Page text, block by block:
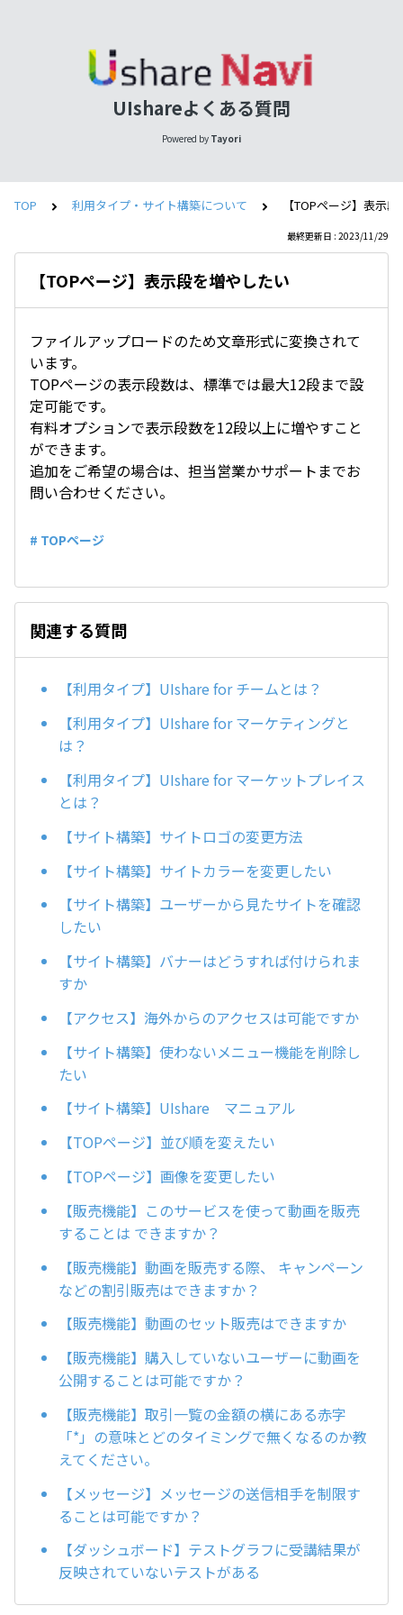
UIshareよくある質問
Powered by Tayori
TOP 利用タイプ・サイト構築について 【TOPページ】表示
最終更新日 : 2023/11/29
【TOPページ】表示段を増やしたい
ファイルアップロードのため文章形式に変換されて
います。
TOPページの表示段数は、標準では最大12段まで設
定可能です。
有料オプションで表示段数を12段以上に増やすこと
ができます。
追加をご希望の場合は、担当営業かサポートまでお
問い合わせください。
# TOPページ
関連する質問
【利用タイプ】UIshare for チームとは？
【利用タイプ】UIshare for マーケティングと
は？
【利用タイプ】UIshare for マーケットプレイス
とは？
【サイト構築】サイトロゴの変更方法
【サイト構築】サイトカラーを変更したい
【サイト構築】ユーザーから見たサイトを確認
したい
【サイト構築】バナーはどうすれば付けられま
すか
【アクセス】海外からのアクセスは可能ですか
【サイト構築】使わないメニュー機能を削除し
たい
【サイト構築】UIshare マニュアル
【TOPページ】並び順を変えたい
【TOPページ】画像を変更したい
【販売機能】このサービスを使って動画を販売
することは できますか？
【販売機能】動画を販売する際、 キャンペーン
などの割引販売はできますか？
【販売機能】動画のセット販売はできますか
【販売機能】購入していないユーザーに動画を
公開することは可能ですか？
【販売機能】取引一覧の金額の横にある赤字
「*」の意味とどのタイミングで無くなるのか教
えてください。
【メッセージ】メッセージの送信相手を制限す
ることは可能ですか？
【ダッシュボード】テストグラフに受講結果が
反映されていないテストがある